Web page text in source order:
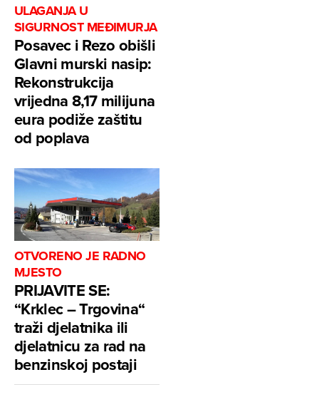
ULAGANJA U
SIGURNOST MEĐIMURJA
Posavec i Rezo obišli
Glavni murski nasip:
Rekonstrukcija
vrijedna 8,17 milijuna
eura podiže zaštitu
od poplava
OTVORENO JE RADNO
MJESTO
PRIJAVITE SE:
“Krklec – Trgovina“
traži djelatnika ili
djelatnicu za rad na
benzinskoj postaji